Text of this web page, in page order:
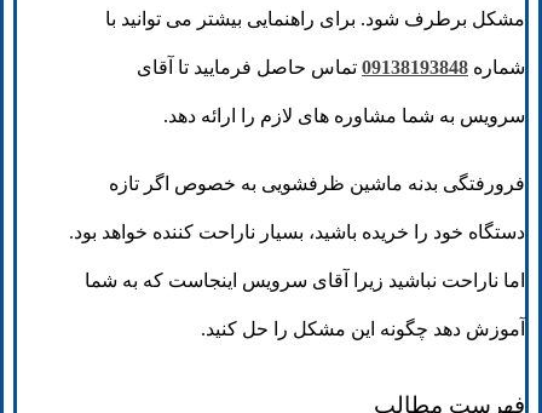
مشکل برطرف شود. برای راهنمایی بیشتر می توانید با
شماره 09138193848 تماس حاصل فرمایید تا آقای
سرویس به شما مشاوره های لازم را ارائه دهد.
فرورفتگی بدنه ماشین ظرفشویی به خصوص اگر تازه
دستگاه خود را خریده باشید، بسیار ناراحت کننده خواهد بود.
اما ناراحت نباشید زیرا آقای سرویس اینجاست که به شما
آموزش دهد چگونه این مشکل را حل کنید.
فهرست مطالب